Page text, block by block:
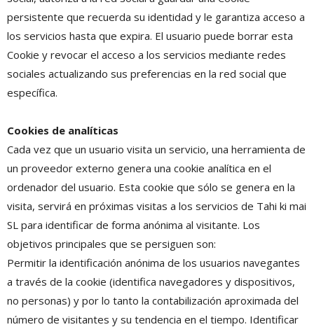
persistente que recuerda su identidad y le garantiza acceso a
los servicios hasta que expira. El usuario puede borrar esta
Cookie y revocar el acceso a los servicios mediante redes
sociales actualizando sus preferencias en la red social que
específica.
Cookies de analíticas
Cada vez que un usuario visita un servicio, una herramienta de
un proveedor externo genera una cookie analítica en el
ordenador del usuario. Esta cookie que sólo se genera en la
visita, servirá en próximas visitas a los servicios de Tahi ki mai
SL para identificar de forma anónima al visitante. Los
objetivos principales que se persiguen son:
Permitir la identificación anónima de los usuarios navegantes
a través de la cookie (identifica navegadores y dispositivos,
no personas) y por lo tanto la contabilización aproximada del
número de visitantes y su tendencia en el tiempo. Identificar